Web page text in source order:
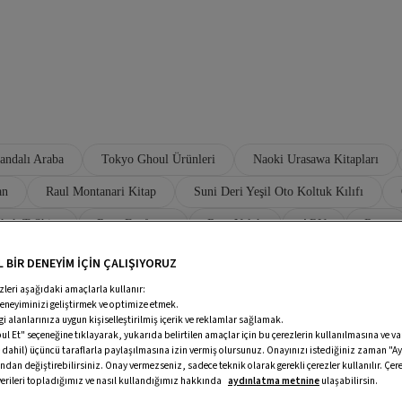
Araba Tokyo Ghoul Ürünleri Naoki Urasawa Kitapları
Raul Montanari Kitap Suni Deri Yeşil Oto Koltuk Kılıfı
T-Shirt Raru Eşofman Raru Yelek ARU Roru
RAPRO Oto Radyatör Ekipman
Marka, kaliteli kumaşlar kullanarak ürettiği giyim
tarzınızı yansıtmanıza olanak tanır. Hem
zarif elbiselerden rahat trikolara kadar sunduğu
detayları arasında yer alır. Raru online alışveriş
BİR DENEYİM İÇİN ÇALIŞIYORUZ
aşağıdaki amaçlarla kullanır:
geliştirmek ve optimize etmek.
alanlarınıza uygun kişiselleştirilmiş içerik ve reklamlar sağlamak.
Et" seçeneğine tıklayarak, yukarıda belirtilen amaçlar için bu çerezlerin kullanılmasına ve
dahil) üçüncü taraflarla paylaşılmasına izin vermiş olursunuz. Onayınızı istediğiniz zaman
değiştirebilirsiniz. Onay vermezseniz, sadece teknik olarak gerekli çerezler kullanılır.
topladığımız ve nasıl kullandığımız hakkında aydınlatma metnineulaşabilirsin.